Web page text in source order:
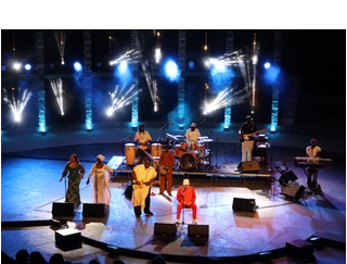
يوسف ليس متقوقعاً على الهوية الشرقية بل
صوتا منفتحا على العالمية من خلال عناصر
الذين جاؤوا من مشارب وبلدان مختلفة،
نذكر على سبيل المثال مغنياً من إسبانيا 'إسرا
وعازفاً من الصين وعازفي قيثار من فرنسا.
من خلال النغمات التي تأخذ بعداً وتوزيعاً
في بعض ردهات العرض وقد أبدع في هذه
النغما